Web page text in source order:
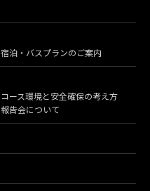
宿泊・バスプランのご案内
コース環境と安全確保の考え方
報告会について